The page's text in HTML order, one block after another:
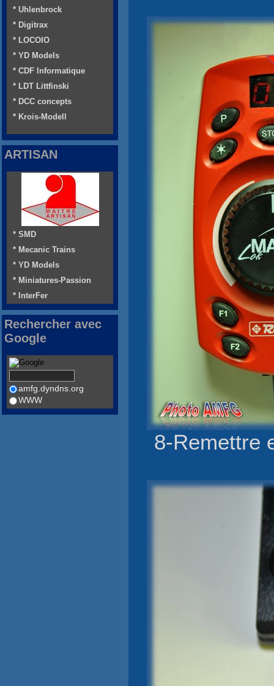
8-Remettre
* Uhlenbrock
* Digitrax
* LOCOIO
* YD Models
* CDF Informatique
* LDT Littfinski
* DCC concepts
* Krois-Modell
ARTISAN
* SMD
* Mecanic Trains
* YD Models
* Miniatures-Passion
* InterFer
Rechercher avec
Google
amfg.dyndns.org
WWW